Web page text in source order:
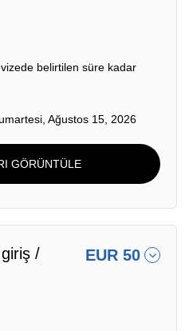
belirtilen süre kadar
Ağustos 15, 2026
GÖRÜNTÜLE
/
EUR 50